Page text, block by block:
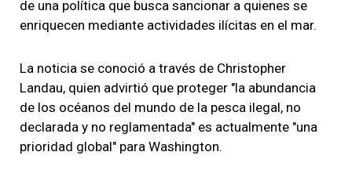
de una política que busca sancionar a quienes se
enriquecen mediante actividades ilícitas en el mar.
La noticia se conoció a través de Christopher
Landau, quien advirtió que proteger "la abundancia
de los océanos del mundo de la pesca ilegal, no
declarada y no reglamentada" es actualmente "una
prioridad global" para Washington.